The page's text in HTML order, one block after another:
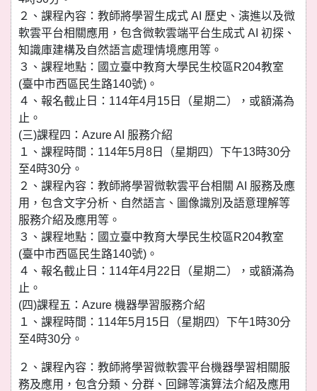
２、課程內容：教師將學習生成式 AI 歷史、演進以及微
軟雲平台相關應用，包含微軟雲端平台生成式 AI 初探、
知識庫建構及自然語言處理情境應用等。
３、課程地點：國立臺中教育大學民生校區R204教室
(臺中市西區民生路140號)。
４、報名截止日：114年4月15日（星期二），或額滿為
止。
(三)課程四：Azure AI 服務介紹
１、課程時間：114年5月8日（星期四）下午13時30分
至4時30分。
２、課程內容：教師將學習微軟雲平台相關 AI 服務及應
用，包含文字分析、自然語言、圖像識別及語意理解等
服務介紹及應用等。
３、課程地點：國立臺中教育大學民生校區R204教室
(臺中市西區民生路140號)。
４、報名截止日：114年4月22日（星期二），或額滿為
止。
(四)課程五：Azure 機器學習服務介紹
１、課程時間：114年5月15日（星期四）下午1時30分
至4時30分。
２、課程內容：教師將學習微軟雲平台機器學習相關服
務及應用，包含分類、分群、回歸等演算法介紹及應用